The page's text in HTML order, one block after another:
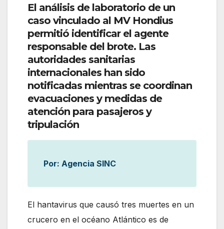
El análisis de laboratorio de un
caso vinculado al MV Hondius
permitió identificar el agente
responsable del brote. Las
autoridades sanitarias
internacionales han sido
notificadas mientras se coordinan
evacuaciones y medidas de
atención para pasajeros y
tripulación
Por: Agencia SINC
El hantavirus que causó tres muertes en un
crucero en el océano Atlántico es de